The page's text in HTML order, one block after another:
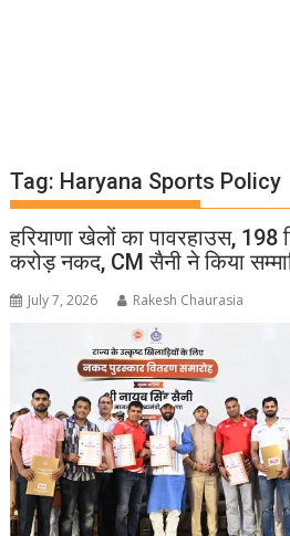
Tag: Haryana Sports Policy
हरियाणा खेलों का पावरहाउस, 198
करोड़ नकद, CM सैनी ने किया
July 7, 2026 Rakesh Chaurasia